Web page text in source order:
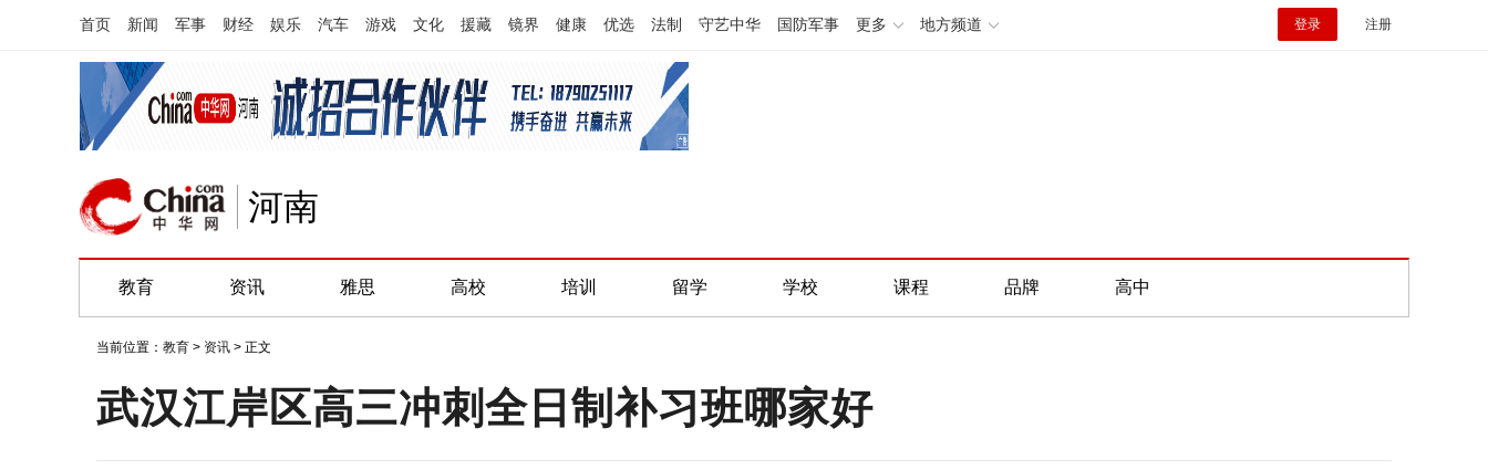
首页 新闻 军事 财经 娱乐 汽车 游戏 文化 援藏 镜界 健康 优选 法制 守艺中华 国防军事 更多 地方频道 登录 注册
河南
教育 资讯 雅思 高校 培训 留学 学校 课程 品牌 高中
当前位置： 教育 > 资讯 > 正文
武汉江岸区高三冲刺全日制补习班哪家好